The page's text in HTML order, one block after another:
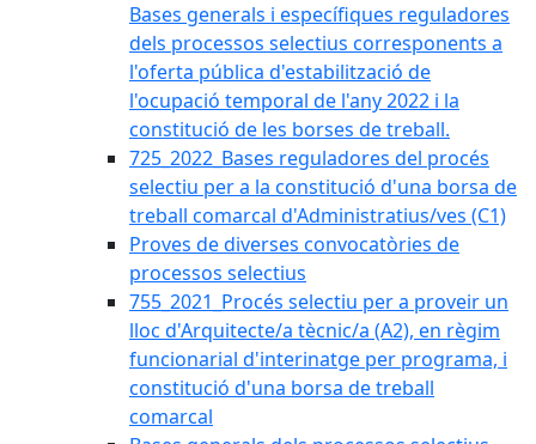
Bases generals i específiques reguladores
dels processos selectius corresponents a
l'oferta pública d'estabilització de
l'ocupació temporal de l'any 2022 i la
constitució de les borses de treball.
725_2022_Bases reguladores del procés
selectiu per a la constitució d'una borsa de
treball comarcal d'Administratius/ves (C1)
Proves de diverses convocatòries de
processos selectius
755_2021_Procés selectiu per a proveir un
lloc d'Arquitecte/a tècnic/a (A2), en règim
funcionarial d'interinatge per programa, i
constitució d'una borsa de treball
comarcal